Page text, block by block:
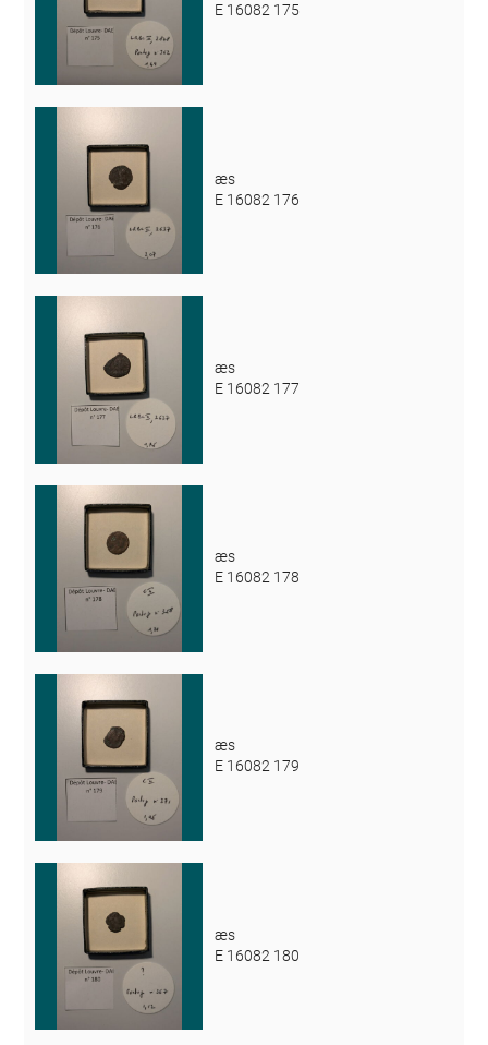
E 16082 175
æs
E 16082 176
æs
E 16082 177
æs
E 16082 178
æs
E 16082 179
æs
E 16082 180